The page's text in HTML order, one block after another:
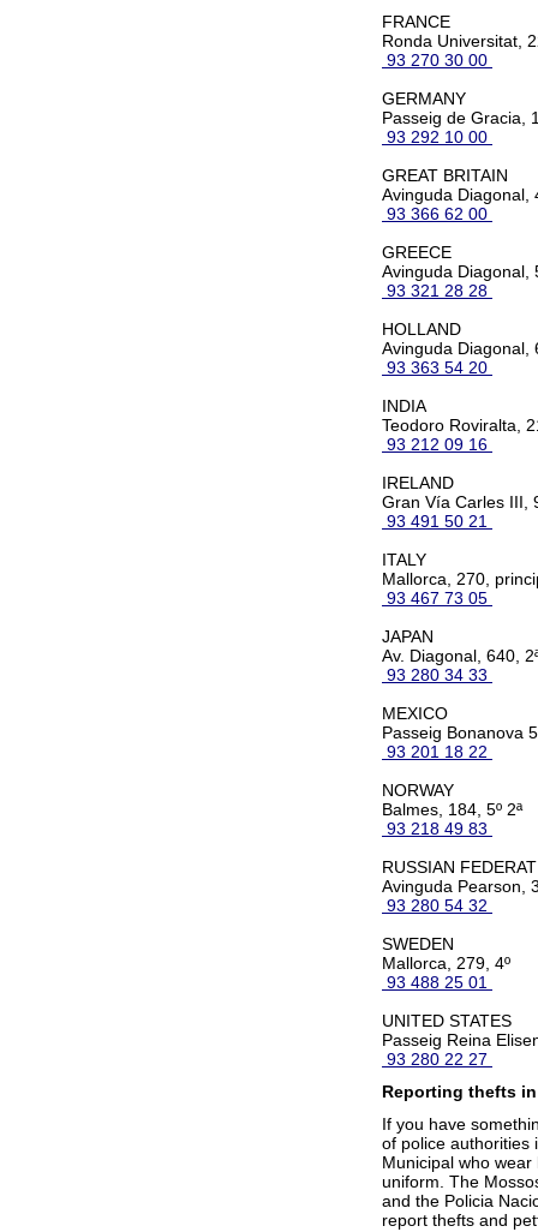
FRANCE
Ronda Universitat,
93 270 30 00
GERMANY
Passeig de Gracia,
93 292 10 00
GREAT BRITAIN
Avinguda Diagonal,
93 366 62 00
GREECE
Avinguda Diagonal,
93 321 28 28
HOLLAND
Avinguda Diagonal,
93 363 54 20
INDIA
Teodoro Roviralta,
93 212 09 16
IRELAND
Gran Vía Carles III,
93 491 50 21
ITALY
Mallorca, 270,
93 467 73 05
JAPAN
Av. Diagonal, 640,
93 280 34 33
MEXICO
Passeig Bonanova
93 201 18 22
NORWAY
Balmes, 184, 5º 2ª
93 218 49 83
RUSSIAN
Avinguda Pearson,
93 280 54 32
SWEDEN
Mallorca, 279, 4º
93 488 25 01
UNITED STATES
Passeig Reina
93 280 22 27
Reporting thefts
If you have
of police authorities
Municipal who
uniform. The
and the Policia
report thefts and